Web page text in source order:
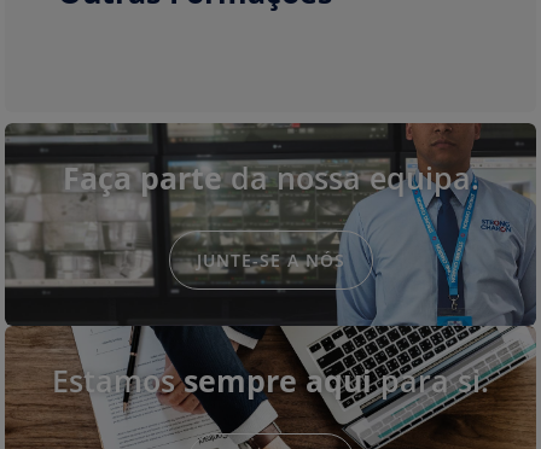
Faça parteda nossa equipa.
JUNTE-SE A NÓS
Estamossempre aquipara si.